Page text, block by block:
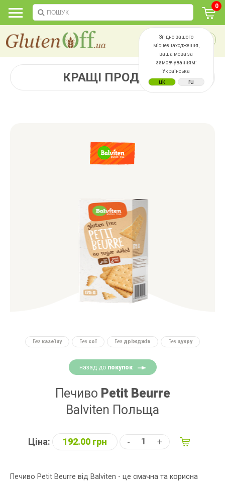
Згідно вашого
місцезнаходження,
ваша мова за
замовчуванням:
Українська
0
КРАЩІ ПРОДАЖІ
Без казеїну Без сої Без дріжджів Без цукру
назад до покупок
Печиво Petit Beurre
Balviten Польща
Ціна: 192.00 грн - +
Печиво Petit Beurre від Balviten - це смачна та корисна